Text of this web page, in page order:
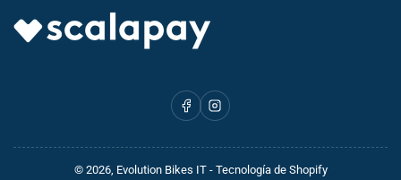
FacebookInstagram
© 2026, Evolution Bikes IT- Tecnología de Shopify